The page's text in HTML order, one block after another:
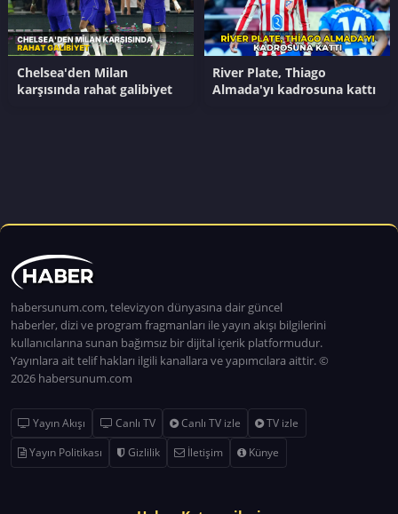
Chelsea'den Milan
karşısında rahat galibiyet
River Plate, Thiago
Almada'yı kadrosuna kattı
habersunum.com, televizyon dünyasına dair güncel
haberler, dizi ve program fragmanları ile yayın akışı bilgilerini
kullanıcılarına sunan bağımsız bir dijital içerik platformudur.
Yayınlara ait telif hakları ilgili kanallara ve yapımcılara aittir. ©
2026 habersunum.com
Yayın Akışı Canlı TV Canlı TV izle
TV izle
Yayın Politikası
Gizlilik İletişim Künye